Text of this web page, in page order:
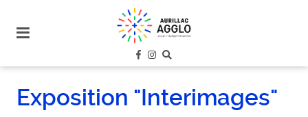
site
menu
Exposition "Interimages"